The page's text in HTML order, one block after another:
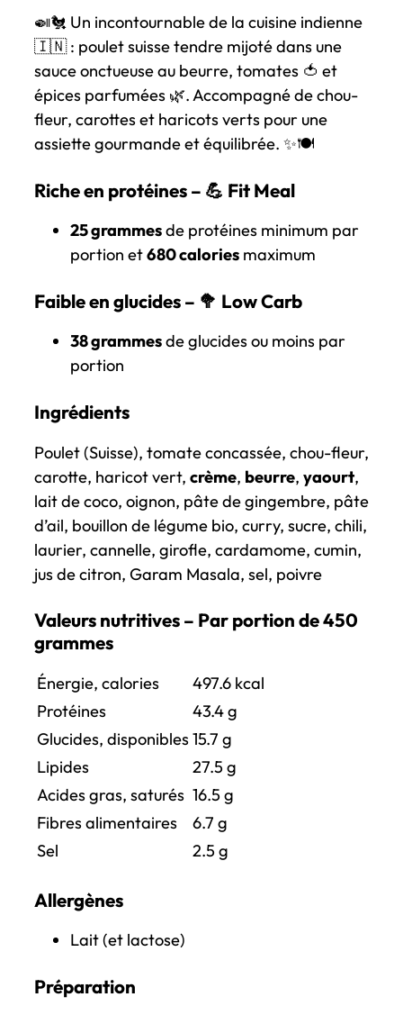
🍛🐔 Un incontournable de la cuisine indienne
🇮🇳 : poulet suisse tendre mijoté dans une
sauce onctueuse au beurre, tomates 🍅 et
épices parfumées 🌿. Accompagné de chou-
fleur, carottes et haricots verts pour une
assiette gourmande et équilibrée. ✨🍽️
Riche en protéines – 💪 Fit Meal
25 grammesde protéines minimum par
portion et680 calories maximum
Faible en glucides – 🥦 Low Carb
38 grammesde glucides ou moins par
portion
Ingrédients
Poulet (Suisse), tomate concassée, chou-fleur,
carotte, haricot vert, crème, beurre, yaourt,
lait de coco, oignon, pâte de gingembre, pâte
d’ail, bouillon de légume bio, curry, sucre, chili,
laurier, cannelle, girofle, cardamome, cumin,
jus de citron, Garam Masala, sel, poivre
Valeurs nutritives – Par portion de 450
grammes
Énergie, calories 497.6 kcal
Protéines
43.4g
Glucides, disponibles15.7 g
Lipides
27.5 g
Acides gras, saturés 16.5 g
Fibres alimentaires
6.7 g
Sel
2.5 g
Allergènes
Lait (et lactose)
Préparation